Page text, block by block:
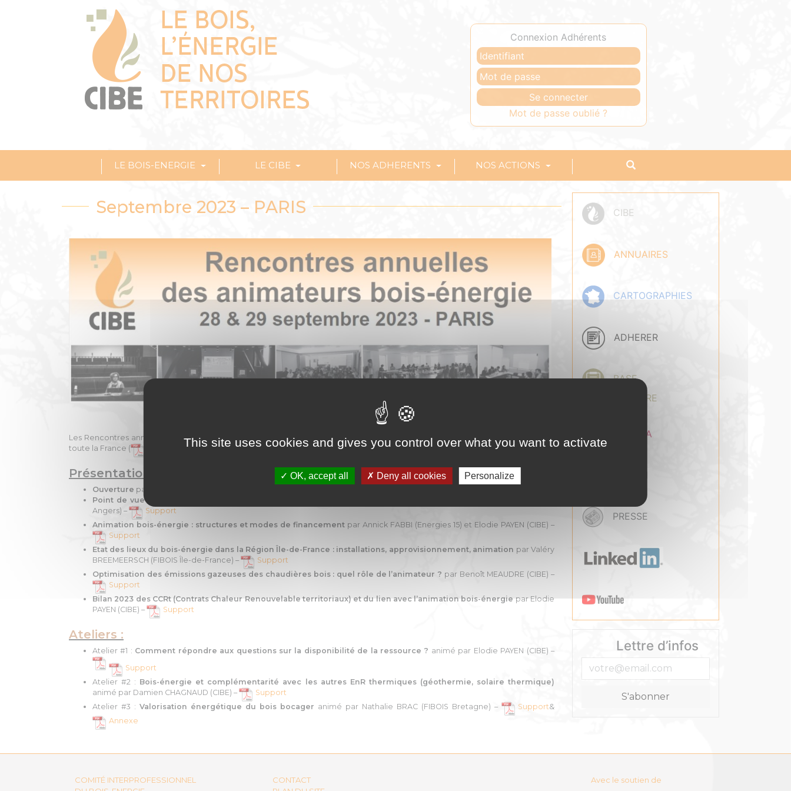
Connexion Adhérents
Mot de passe oublié ?
LE BOIS-ENERGIE LE CIBE NOS ADHERENTS NOS ACTIONS
Septembre 2023 – PARIS
Les Rencontres annuelles des animateurs ont été organisées les 28-29 septembre 2023 à Paris et ont réuni 37 animateurs de
toute la France (
Liste des participants ICI).
Présentations magistrales
Ouverture par Mathieu FLEURY (Président – CIBE)
Point de vue de l’ADEME sur l’animation bois-énergie
Angers) –
Support
Animation bois-énergie : structures et modes de financement par Annick FABBI (Energies 15) et Elodie PAYEN (CIBE) –
Support
Etat des lieux du bois-énergie dans la Région Île-de-France : installations, approvisionnement, animation par Valéry
BREEMEERSCH (FIBOIS Île-de-France) –
Support
Optimisation des émissions gazeuses des chaudières bois : quel rôle de l’animateur ? par Benoît MEAUDRE (CIBE) –
Support
Bilan 2023 des CCRt (Contrats Chaleur Renouvelable territoriaux) et du lien avec l’animation bois-énergiepar Elodie
PAYEN (CIBE) –
Support
Ateliers :
Atelier #1 : Comment répondre aux questions sur la disponibilité de la ressource ? animé par Elodie PAYEN (CIBE) –
Support
Atelier #2 : Bois-énergie et complémentarité avec les autres EnR thermiques (géothermie, solaire thermique)
animé par Damien CHAGNAUD (CIBE) –
Support
Atelier #3 : Valorisation énergétique du bois bocager animé par Nathalie BRAC (FIBOIS Bretagne) – Support&
Annexe
CIBE
ANNUAIRES
CARTOGRAPHIES
ADHERER
BASE
DOCUMENTAIRE
AGENDA
PRESSE
Lettre d’infos
COMITÉ INTERPROFESSIONNEL
CONTACT
Avec le soutien de
This site uses cookies and gives you control over what you want to activate
OK, accept all Deny all cookies Personalize